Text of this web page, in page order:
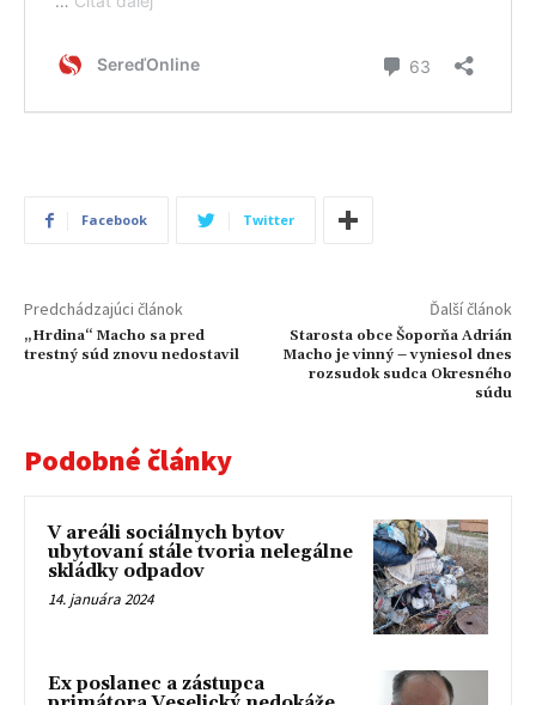
Facebook Twitter
Predchádzajúci článok
„Hrdina“ Macho sa pred
trestný súd znovu nedostavil
Ďalší článok
Starosta obce Šoporňa Adrián
Macho je vinný – vyniesol dnes
rozsudok sudca Okresného
súdu
Podobné články
V areáli sociálnych bytov
ubytovaní stále tvoria nelegálne
skládky odpadov
14. januára 2024
Ex poslanec a zástupca